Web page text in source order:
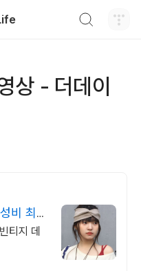
상 - 더데이
비 최강
티지 데